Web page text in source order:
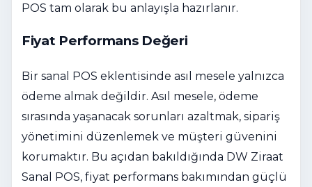
POS tam olarak bu anlayışla hazırlanır.
Fiyat Performans Değeri
Bir sanal POS eklentisinde asıl mesele yalnızca
ödeme almak değildir. Asıl mesele, ödeme
sırasında yaşanacak sorunları azaltmak, sipariş
yönetimini düzenlemek ve müşteri güvenini
korumaktır. Bu açıdan bakıldığında DW Ziraat
Sanal POS, fiyat performans bakımından güçlü